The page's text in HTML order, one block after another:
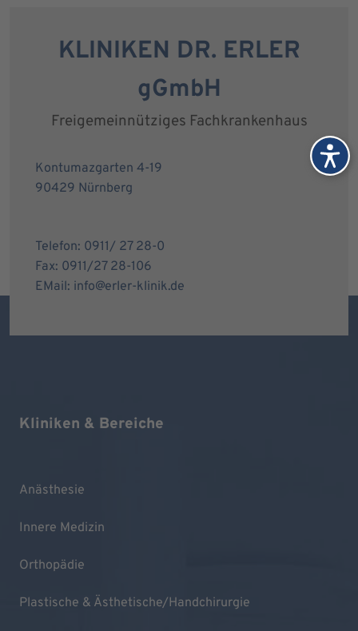
KLINIKEN DR. ERLER
gGmbH
Freigemeinnütziges Fachkrankenhaus
Kontumazgarten 4-19
90429 Nürnberg
Telefon: 0911/ 27 28-0
Fax: 0911/27 28-106
EMail: info@erler-klinik.de
Kliniken & Bereiche
Anästhesie
Innere Medizin
Orthopädie
Plastische & Ästhetische/Handchirurgie